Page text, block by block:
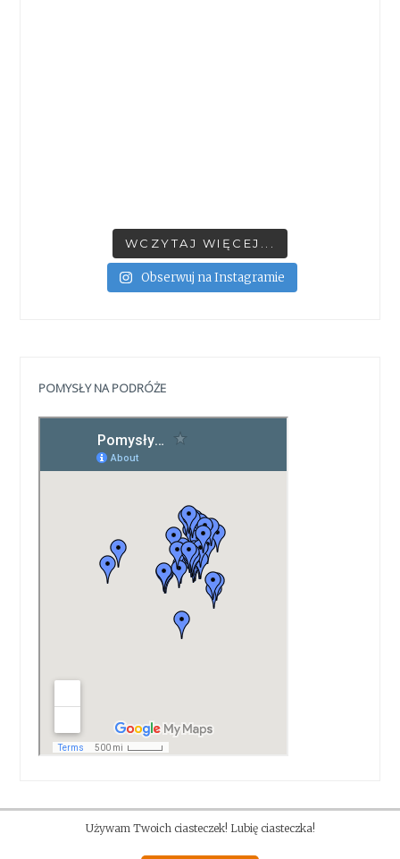
WCZYTAJ WIĘCEJ...
Obserwuj na Instagramie
POMYSŁY NA PODRÓŻE
Używam Twoich ciasteczek! Lubię ciasteczka!